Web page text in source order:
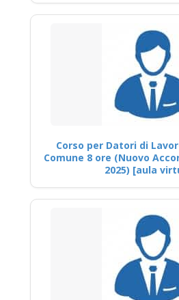
Corso per Datori di
Comune 8 ore (Nuovo
2025) [aula